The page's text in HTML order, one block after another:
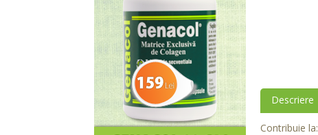
Descriere
Contribuie la: